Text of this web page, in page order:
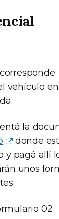
vehículo
la
donde
y pagá allí
unos
02